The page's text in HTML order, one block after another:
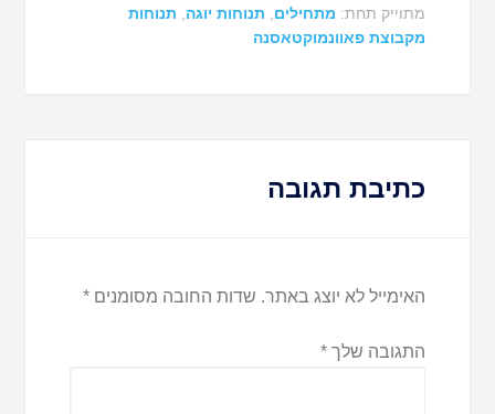
מתוייק תחת: מתחילים תנוחות יוגה
תנוחות
מקבוצת פאוונמוקטאסנה
כתיבת תגובה
האימייל לא יוצג באתר. שדות החובה מסומנים*
התגובה שלך*